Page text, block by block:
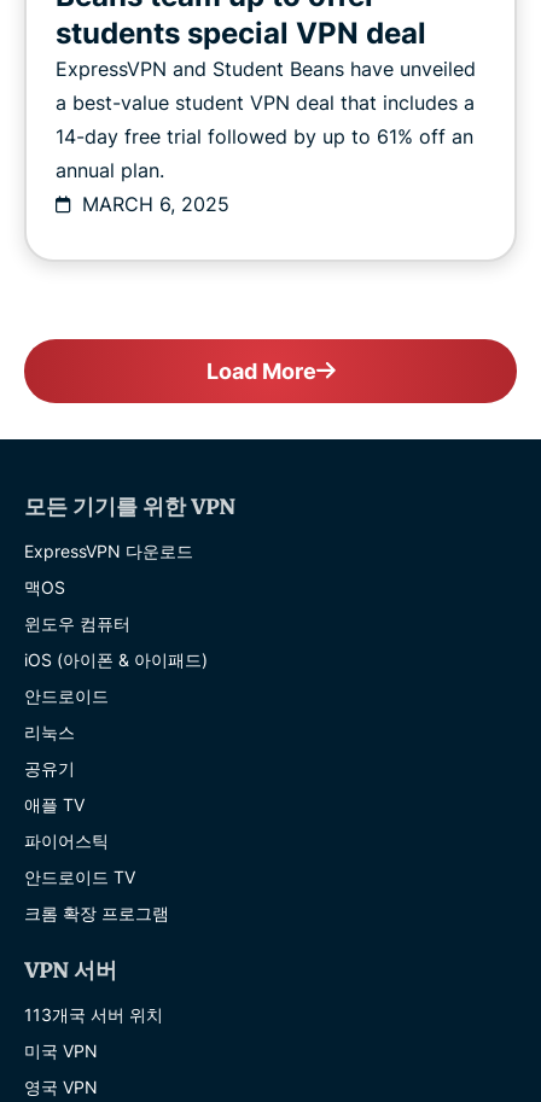
students special VPN deal
ExpressVPN and Student Beans have unveiled
a best-value student VPN deal that includes a
14-day free trial followed by up to 61% off an
annual plan.
MARCH 6, 2025
Load More
모든 기기를 위한 VPN
ExpressVPN 다운로드
맥OS
윈도우 컴퓨터
iOS (아이폰 & 아이패드)
안드로이드
리눅스
공유기
애플 TV
파이어스틱
안드로이드 TV
크롬 확장 프로그램
VPN 서버
113개국 서버 위치
미국 VPN
영국 VPN